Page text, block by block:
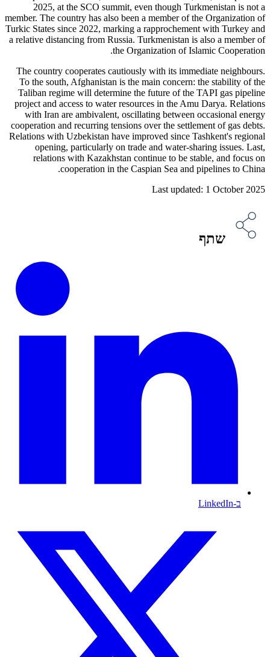
2025, at the SCO summit, even though Turkmenistan is not a
member. The country has also been a member of the Organization of
Turkic States since 2022, marking a rapprochement with Turkey and
a relative distancing from Russia. Turkmenistan is also a member of
the Organization of Islamic Cooperation.
The country cooperates cautiously with its immediate neighbours.
To the south, Afghanistan is the main concern: the stability of the
Taliban regime will determine the future of the TAPI gas pipeline
project and access to water resources in the Amu Darya. Relations
with Iran are ambivalent, oscillating between occasional energy
cooperation and recurring tensions over the settlement of gas debts.
Relations with Uzbekistan have improved since Tashkent's regional
opening, particularly on trade and water-sharing issues. Last,
relations with Kazakhstan continue to be stable, and focus on
cooperation in the Caspian Sea and pipelines to China.
Last updated: 1 October 2025
שתף
ב-LinkedIn